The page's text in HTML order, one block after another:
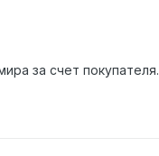
за счет покупателя.